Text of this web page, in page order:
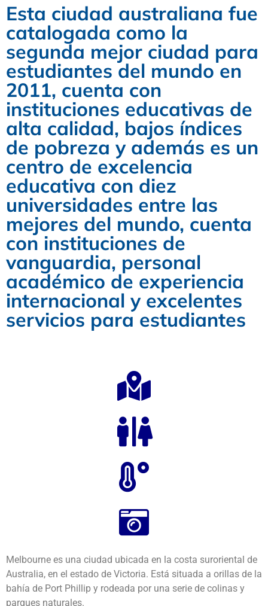
Esta ciudad australiana fue
catalogada como la
segunda mejor ciudad para
estudiantes del mundo en
2011, cuenta con
instituciones educativas de
alta calidad, bajos índices
de pobreza y además es un
centro de excelencia
educativa con diez
universidades entre las
mejores del mundo, cuenta
con instituciones de
vanguardia, personal
académico de experiencia
internacional y excelentes
servicios para estudiantes
Melbourne es una ciudad ubicada en la costa suroriental de
Australia, en el estado de Victoria. Está situada a orillas de la
bahía de Port Phillip y rodeada por una serie de colinas y
parques naturales.